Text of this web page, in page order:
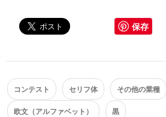
保存
コンテスト セリフ体 その他の業種
欧文（アルファベット） 黒